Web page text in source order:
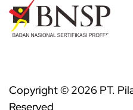
Copyright © 2026 PT.
Reserved